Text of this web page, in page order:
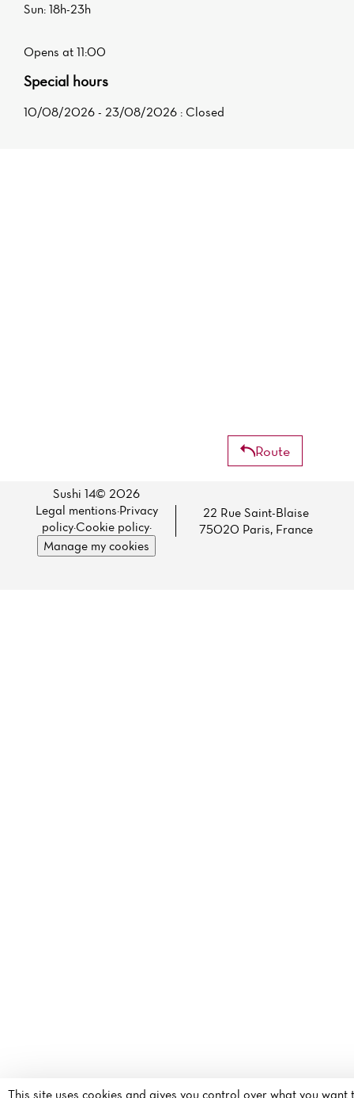
Sun: 18h-23h
Opens at 11:00
Special hours
10/08/2026 - 23/08/2026 : Closed
Route
Sushi 14© 2026
Legal mentions·Privacy
policy·Cookie policy·
Manage my cookies
22 Rue Saint-Blaise
75020 Paris, France
This site uses cookies and gives you control over what you want